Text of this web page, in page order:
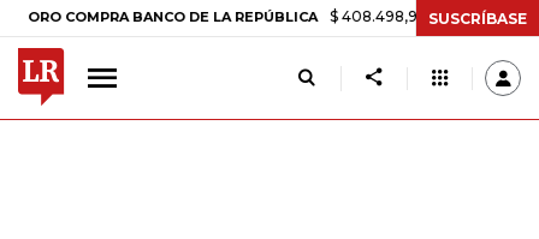
COMPRA BANCO DE LA REPÚBLICA $ 408.498,97 +$ 8.753,81 +2,19%
SUSCRÍBASE